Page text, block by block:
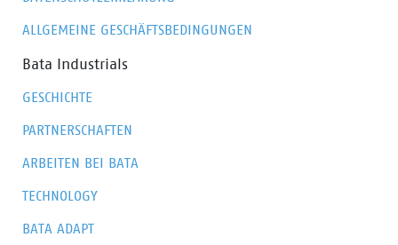
ALLGEMEINE GESCHÄFTSBEDINGUNGEN
Bata Industrials
GESCHICHTE
PARTNERSCHAFTEN
ARBEITEN BEI BATA
TECHNOLOGY
BATA ADAPT